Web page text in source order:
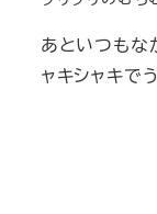
あといつもな
ャキシャキで